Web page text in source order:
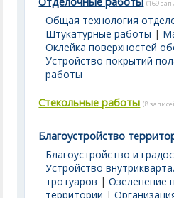
(169
Общая технология
Штукатурные работы |
Оклейка поверхностей
Устройство покрытий
работы
Стекольные работы (8
Благоустройство
Благоустройство и
Устройство
тротуаров |Озеленение
территории |